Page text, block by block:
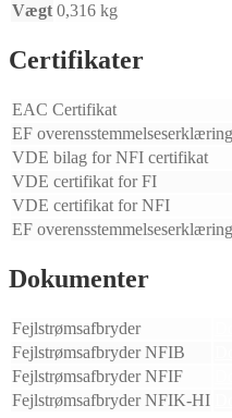
Vægt 0,316 kg
Certifikater
EAC Certifikat
EF
VDE bilag for NFI certifikat
VDE certifikat for FI
VDE certifikat for NFI
EF
Dokumenter
Fejlstrømsafbryder
Fejlstrømsafbryder NFIB
Fejlstrømsafbryder NFIF
Fejlstrømsafbryder NFIK-HI